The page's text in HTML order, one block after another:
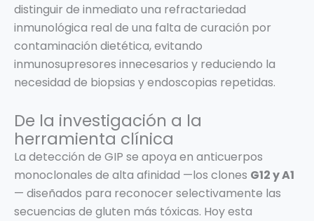
distinguir de inmediato una refractariedad
inmunológica real de una falta de curación por
contaminación dietética, evitando
inmunosupresores innecesarios y reduciendo la
necesidad de biopsias y endoscopias repetidas.
De la investigación a la
herramienta clínica
La detección de GIP se apoya en anticuerpos
monoclonales de alta afinidad —los clones G12 y A1
— diseñados para reconocer selectivamente las
secuencias de gluten más tóxicas. Hoy esta